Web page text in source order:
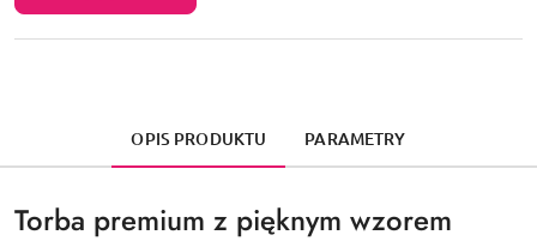
OPIS PRODUKTU PARAMETRY
Torba premium z pięknym wzorem